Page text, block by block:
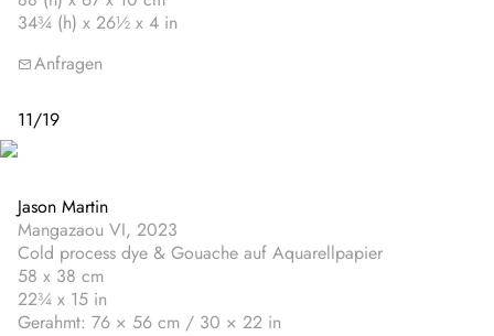
34¾ (h) x 26½ x 4 in
Anfragen
11/19
Jason Martin
Mangazaou VI, 2023
Cold process dye & Gouache auf Aquarellpapier
58 x 38 cm
22¾ x 15 in
Gerahmt: 76 × 56 cm / 30 × 22 in